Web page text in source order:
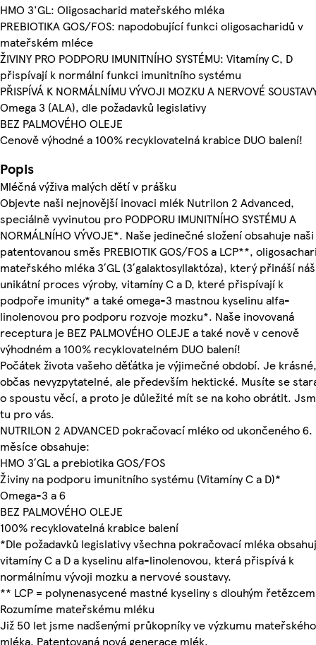
HMO 3'GL: Oligosacharid mateřského mléka
PREBIOTIKA GOS/FOS: napodobující funkci oligosacharidů v
mateřském mléce
ŽIVINY PRO PODPORU IMUNITNÍHO SYSTÉMU: Vitamíny C, D
přispívají k normální funkci imunitního systému
PŘISPÍVÁ K NORMÁLNÍMU VÝVOJI MOZKU A NERVOVÉ
Omega 3 (ALA), dle požadavků legislativy
BEZ PALMOVÉHO OLEJE
Cenově výhodné a 100% recyklovatelná krabice DUO balení!
Popis
Mléčná výživa malých dětí v prášku
Objevte naši nejnovější inovaci mlék Nutrilon 2 Advanced,
speciálně vyvinutou pro PODPORU IMUNITNÍHO SYSTÉMU A
NORMÁLNÍHO VÝVOJE*. Naše jedinečné složení obsahuje naši
patentovanou směs PREBIOTIK GOS/FOS a LCP**,
mateřského mléka 3´GL (3´galaktosyllaktóza), který přináší náš
unikátní proces výroby, vitamíny C a D, které přispívají k
podpoře imunity* a také omega-3 mastnou kyselinu alfa-
linolenovou pro podporu rozvoje mozku*. Naše inovovaná
receptura je BEZ PALMOVÉHO OLEJE a také nově v cenově
výhodném a 100% recyklovatelném DUO balení!
Počátek života vašeho děťátka je výjimečné období. Je krásné,
občas nevyzpytatelné, ale především hektické. Musíte se
o spoustu věcí, a proto je důležité mít se na koho obrátit.
tu pro vás.
NUTRILON 2 ADVANCED pokračovací mléko od ukončeného 6.
měsíce obsahuje:
HMO 3´GL a prebiotika GOS/FOS
Živiny na podporu imunitního systému (Vitamíny C a D)*
Omega-3 a 6
BEZ PALMOVÉHO OLEJE
100% recyklovatelná krabice balení
*Dle požadavků legislativy všechna pokračovací mléka
vitamíny C a D a kyselinu alfa-linolenovou, která přispívá k
normálnímu vývoji mozku a nervové soustavy.
** LCP = polynenasycené mastné kyseliny s dlouhým řetězcem
Rozumíme mateřskému mléku
Již 50 let jsme nadšenými průkopníky ve výzkumu mateřského
mléka. Patentovaná nová generace mlék.